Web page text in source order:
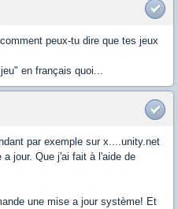
peux-tu dire que tes jeux
en français quoi...
par exemple sur x....unity.net
jour. Que j'ai fait à l'aide de
une mise a jour système! Et